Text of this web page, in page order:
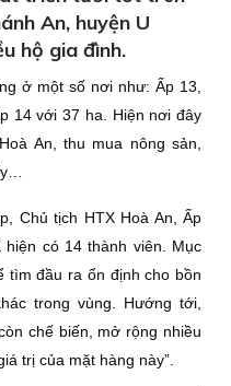
An, huyện U
hộ gia đình.
ở một số nơi như: Ấp 13,
14 với 37 ha. Hiện nơi đây
An, thu mua nông sản,
Chủ tịch HTX Hoà An, Ấp
hiện có 14 thành viên. Mục
tìm đầu ra ổn định cho bồn
trong vùng. Hướng tới,
chế biến, mở rộng nhiều
trị của mặt hàng này”.